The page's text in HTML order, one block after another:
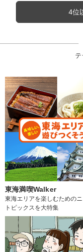
4位
東海満喫Walker
東海エリアを楽しむための
トピックスを大特集